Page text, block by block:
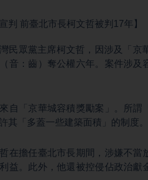
判 前臺北市長柯文哲被判17年】
民眾黨主席柯文哲，因涉及「
音：齒）奪公權六年。案件涉
自「京華城容積獎勵案」。所
其「多蓋一些建築面積」的制度。
在擔任臺北市長期間，涉嫌不
益。此外，他還被控侵佔政治